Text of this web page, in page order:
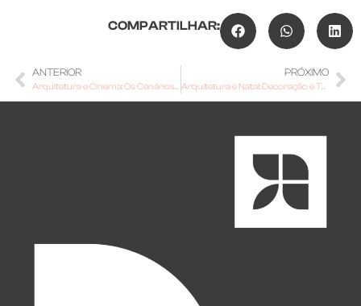
COMPARTILHAR:
ANTERIOR
Arquitetura e Cinema: Os Cenários Mais Icônicos da História do Cinema
PRÓXIMO
Arquitetura e Natal: Decoração e Transformações nos Espaços Urbanos